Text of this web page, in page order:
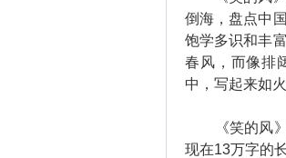
倒海，盘点中
饱学多识和丰
春风，而像排
中，写起来如
《笑的风》
现在13万字的